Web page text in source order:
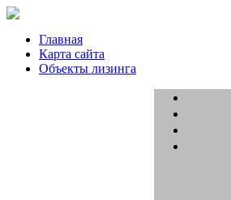
Главная
Карта сайта
Объекты лизинга